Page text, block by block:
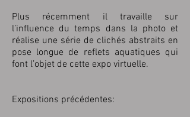
Plus récemment il travaille sur
l’influence du temps dans la photo et
réalise une série de clichés abstraits en
pose longue de reflets aquatiques qui
font l’objet de cette expo virtuelle.
Expositions précédentes: